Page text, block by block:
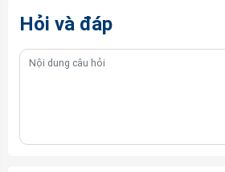
hại do không khí gây ra, giúp kéo
Đặc điểm của Lọc gió điều hòa
cao.
Hỏi và đáp